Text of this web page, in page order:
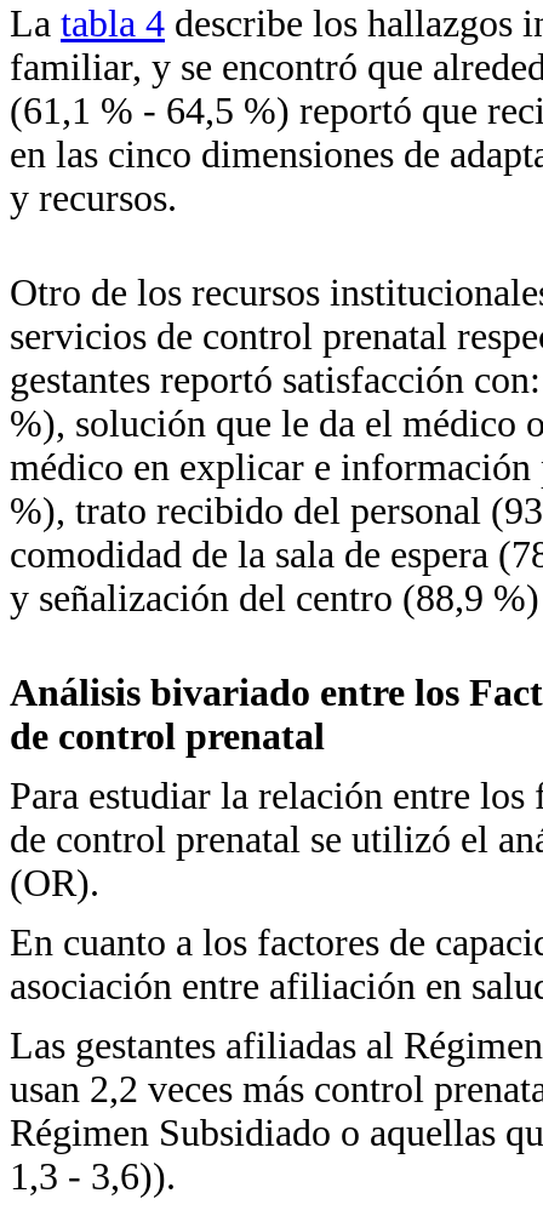
La tabla 4 describe los hallazgos
familiar, y se encontró que
(61,1 % - 64,5 %) reportó que
en las cinco dimensiones de
y recursos.
Otro de los recursos
servicios de control prenatal
gestantes reportó satisfacción
%), solución que le da el médico
médico en explicar e
%), trato recibido del personal
comodidad de la sala de espera
y señalización del centro (88,9
Análisis bivariado entre los
de control prenatal
Para estudiar la relación entre los
de control prenatal se utilizó el
(OR).
En cuanto a los factores de
asociación entre afiliación en
Las gestantes afiliadas al
usan 2,2 veces más control
Régimen Subsidiado o aquellas
1,3 - 3,6)).